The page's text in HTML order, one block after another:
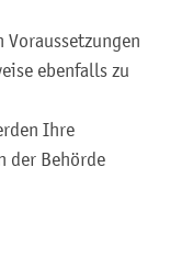
ebenfalls zu
Ihre
der Behörde